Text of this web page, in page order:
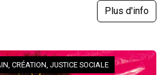
Plus d'info
CRÉATION, JUSTICE SOCIALE